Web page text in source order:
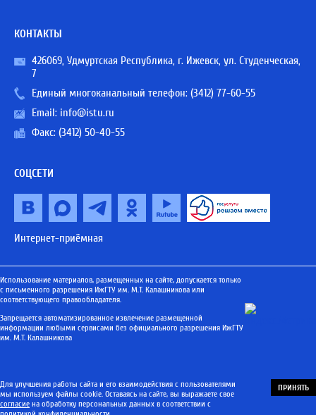
КОНТАКТЫ
426069, Удмуртская Республика, г. Ижевск, ул. Студенческая,
7
Единый многоканальный телефон: (3412) 77-60-55
Email: info@istu.ru
Факс: (3412) 50-40-55
СОЦСЕТИ
Интернет-приёмная
Использование материалов, размещенных на сайте, допускается только
с письменного разрешения ИжГТУ им. М.Т. Калашникова или
соответствующего правообладателя.
Запрещается автоматизированное извлечение размещенной
информации любыми сервисами без официального разрешения ИжГТУ
им. М.Т. Калашникова
Для улучшения работы сайта и его взаимодействия с пользователями
мы используем файлы cookie. Оставаясь на сайте, вы выражаете свое
согласие на обработку персональных данных в соответствии с
ПРИНЯТЬ